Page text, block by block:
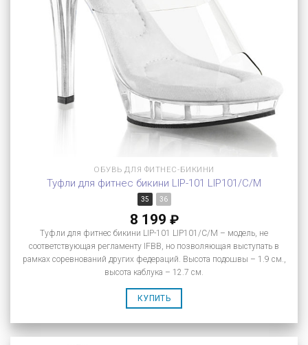
ОБУВЬ ДЛЯ ФИТНЕС-БИКИНИ
Туфли для фитнес бикини LIP-101 LIP101/C/M
35 36
8 199 ₽
Туфли для фитнес бикини LIP-101 LIP101/C/M – модель, не
соответствующая регламенту IFBB, но позволяющая выступать в
рамках соревнований других федераций. Высота подошвы – 1.9 см.,
высота каблука – 12.7 см.
КУПИТЬ